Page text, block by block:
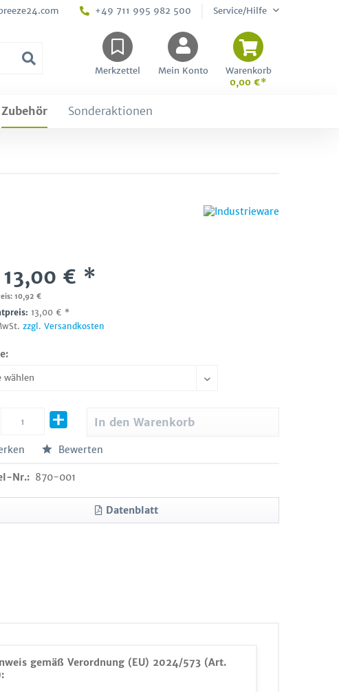
+49 711 995 982 500 Service/Hilfe
Merkzettel Mein Konto
Warenkorb
0,00 €*
Zubehör Sonderaktionen
13,00 € *
10,92 €
13,00 € *
zzgl. Versandkosten
In den Warenkorb
Bewerten
Nr.: 870-001
Datenblatt
gemäß Verordnung (EU) 2024/573 (Art.